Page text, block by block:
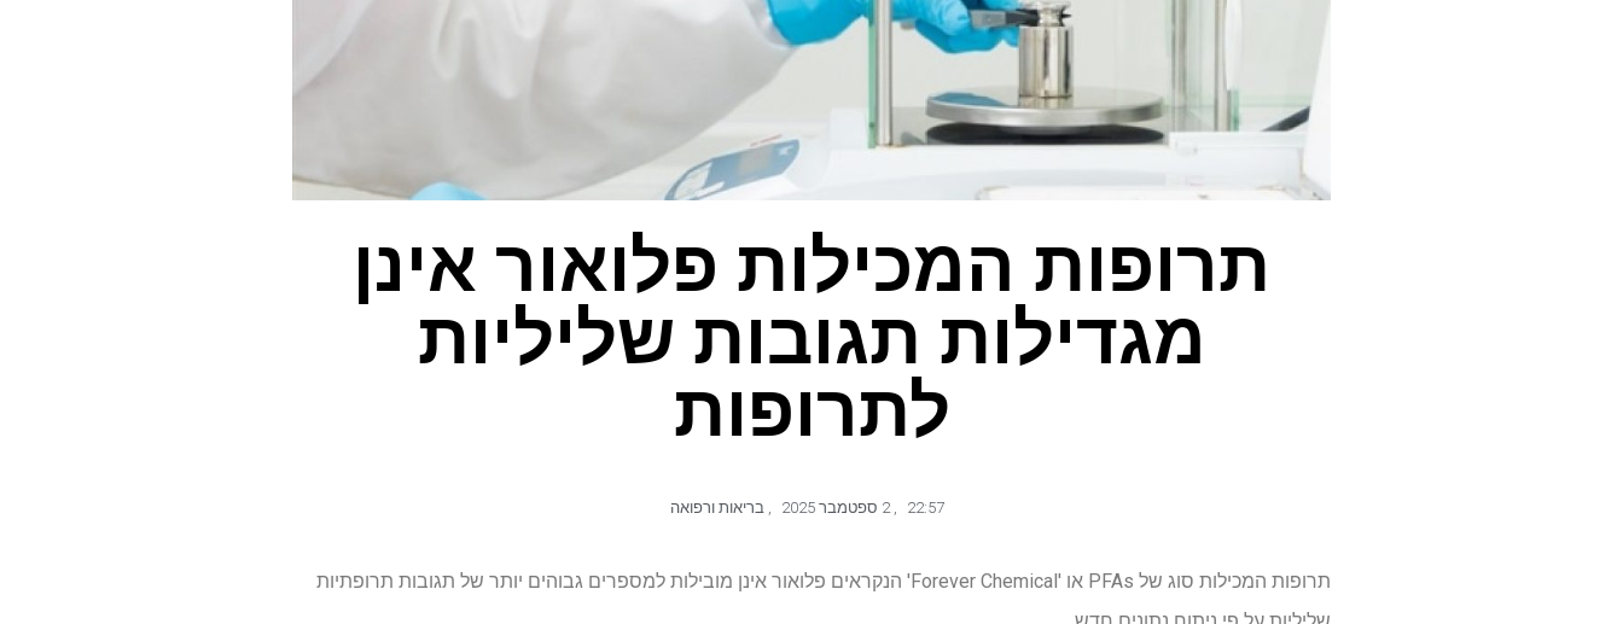
תרופות המכילות פלואור אינן
מגדילות תגובות שליליות
לתרופות
22:57
, 2 ספטמבר 2025 , בריאות ורפואה
תרופות המכילות סוג של PFAs או 'Forever Chemical' הנקראים פלואור אינן מובילות למספרים גבוהים יותר של תגובות תרופתיות